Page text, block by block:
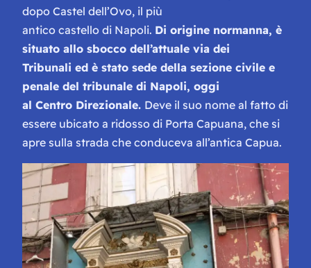
dopo Castel dell’Ovo, il più
antico castello di Napoli. Di origine normanna, è
situato allo sbocco dell’attuale via dei
Tribunali ed è stato sede della sezione civile e
penale del tribunale di Napoli, oggi
al Centro Direzionale. Deve il suo nome al fatto di
essere ubicato a ridosso di Porta Capuana, che si
apre sulla strada che conduceva all’antica Capua.